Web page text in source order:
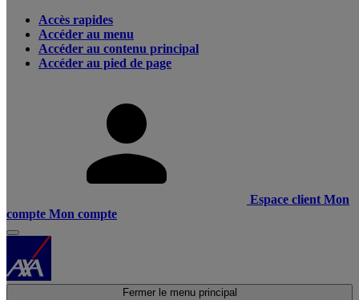
Accès rapides
Accéder au menu
Accéder au contenu principal
Accéder au pied de page
Espace client Mon
compte Mon compte
Fermer le menu principal